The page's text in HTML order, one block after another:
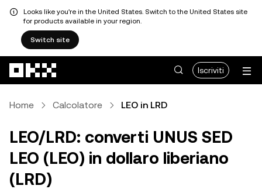
Looks like you're in the United States. Switch to the United States site
for products available in your region.
Switch site
Iscriviti
Home Calcolatore LEO in LRD
LEO/LRD: converti UNUS SED
LEO (LEO) in dollaro liberiano
(LRD)